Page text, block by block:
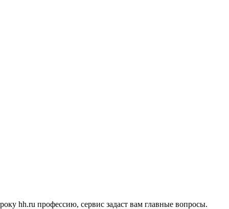
hh.ru профессию, сервис задаст вам главные вопросы.